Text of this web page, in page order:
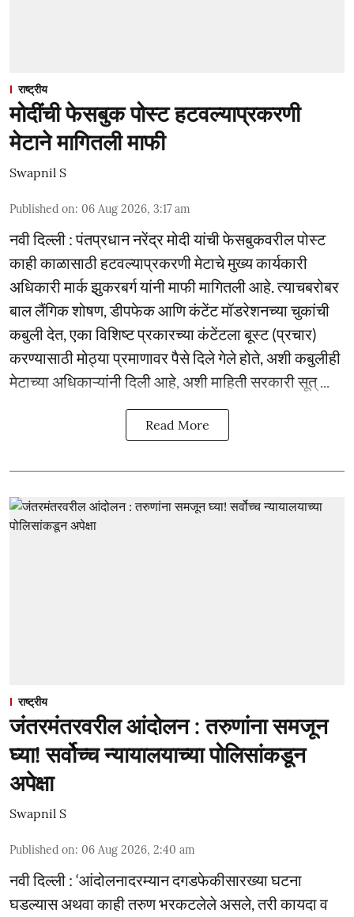
राष्ट्रीय
मोदींची फेसबुक पोस्ट हटवल्याप्रकरणी
मेटाने मागितली माफी
Swapnil S
Published on: 06 Aug 2026, 3:17 am
नवी दिल्ली : पंतप्रधान नरेंद्र मोदी यांची फेसबुकवरील पोस्ट
काही काळासाठी हटवल्याप्रकरणी मेटाचे मुख्य कार्यकारी
अधिकारी मार्क झुकरबर्ग यांनी माफी मागितली आहे. त्याचबरोबर
बाल लैंगिक शोषण, डीपफेक आणि कंटेंट मॉडरेशनच्या चुकांची
कबुली देत, एका विशिष्ट प्रकारच्या कंटेंटला बूस्ट (प्रचार)
करण्यासाठी मोठ्या प्रमाणावर पैसे दिले गेले होते, अशी कबुलीही
मेटाच्या अधिकाऱ्यांनी दिली आहे, अशी माहिती सरकारी सूत् ...
Read More
राष्ट्रीय
जंतरमंतरवरील आंदोलन : तरुणांना समजून
घ्या! सर्वोच्च न्यायालयाच्या पोलिसांकडून
अपेक्षा
Swapnil S
Published on: 06 Aug 2026, 2:40 am
नवी दिल्ली : ‘आंदोलनादरम्यान दगडफेकीसारख्या घटना
घडल्यास अथवा काही तरुण भरकटलेले असले, तरी कायदा व